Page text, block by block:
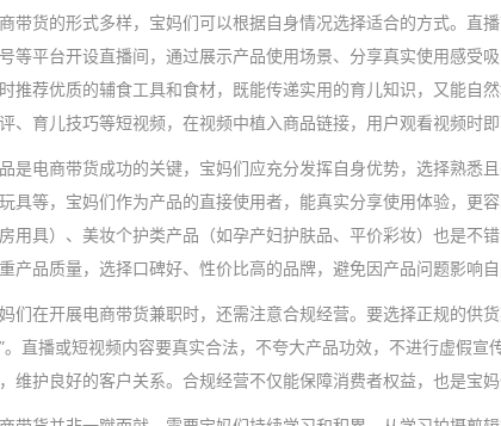
带货的形式多样，宝妈们可以根据自身情况选择适合的方式。直
等平台开设直播间，通过展示产品使用场景、分享真实使用感受
推荐优质的辅食工具和食材，既能传递实用的育儿知识，又能自
、育儿技巧等短视频，在视频中植入商品链接，用户观看视频时
是电商带货成功的关键，宝妈们应充分发挥自身优势，选择熟悉
具等，宝妈们作为产品的直接使用者，能真实分享使用体验，更
用具）、美妆个护类产品（如孕产妇护肤品、平价彩妆）也是不
产品质量，选择口碑好、性价比高的品牌，避免因产品问题影响自
们在开展电商带货兼职时，还需注意合规经营。要选择正规的供
。直播或短视频内容要真实合法，不夸大产品功效，不进行虚假
维护良好的客户关系。合规经营不仅能保障消费者权益，也是宝